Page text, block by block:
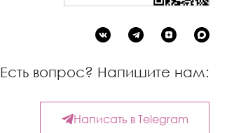
Есть вопрос? Напишите нам:
Написать в Telegram